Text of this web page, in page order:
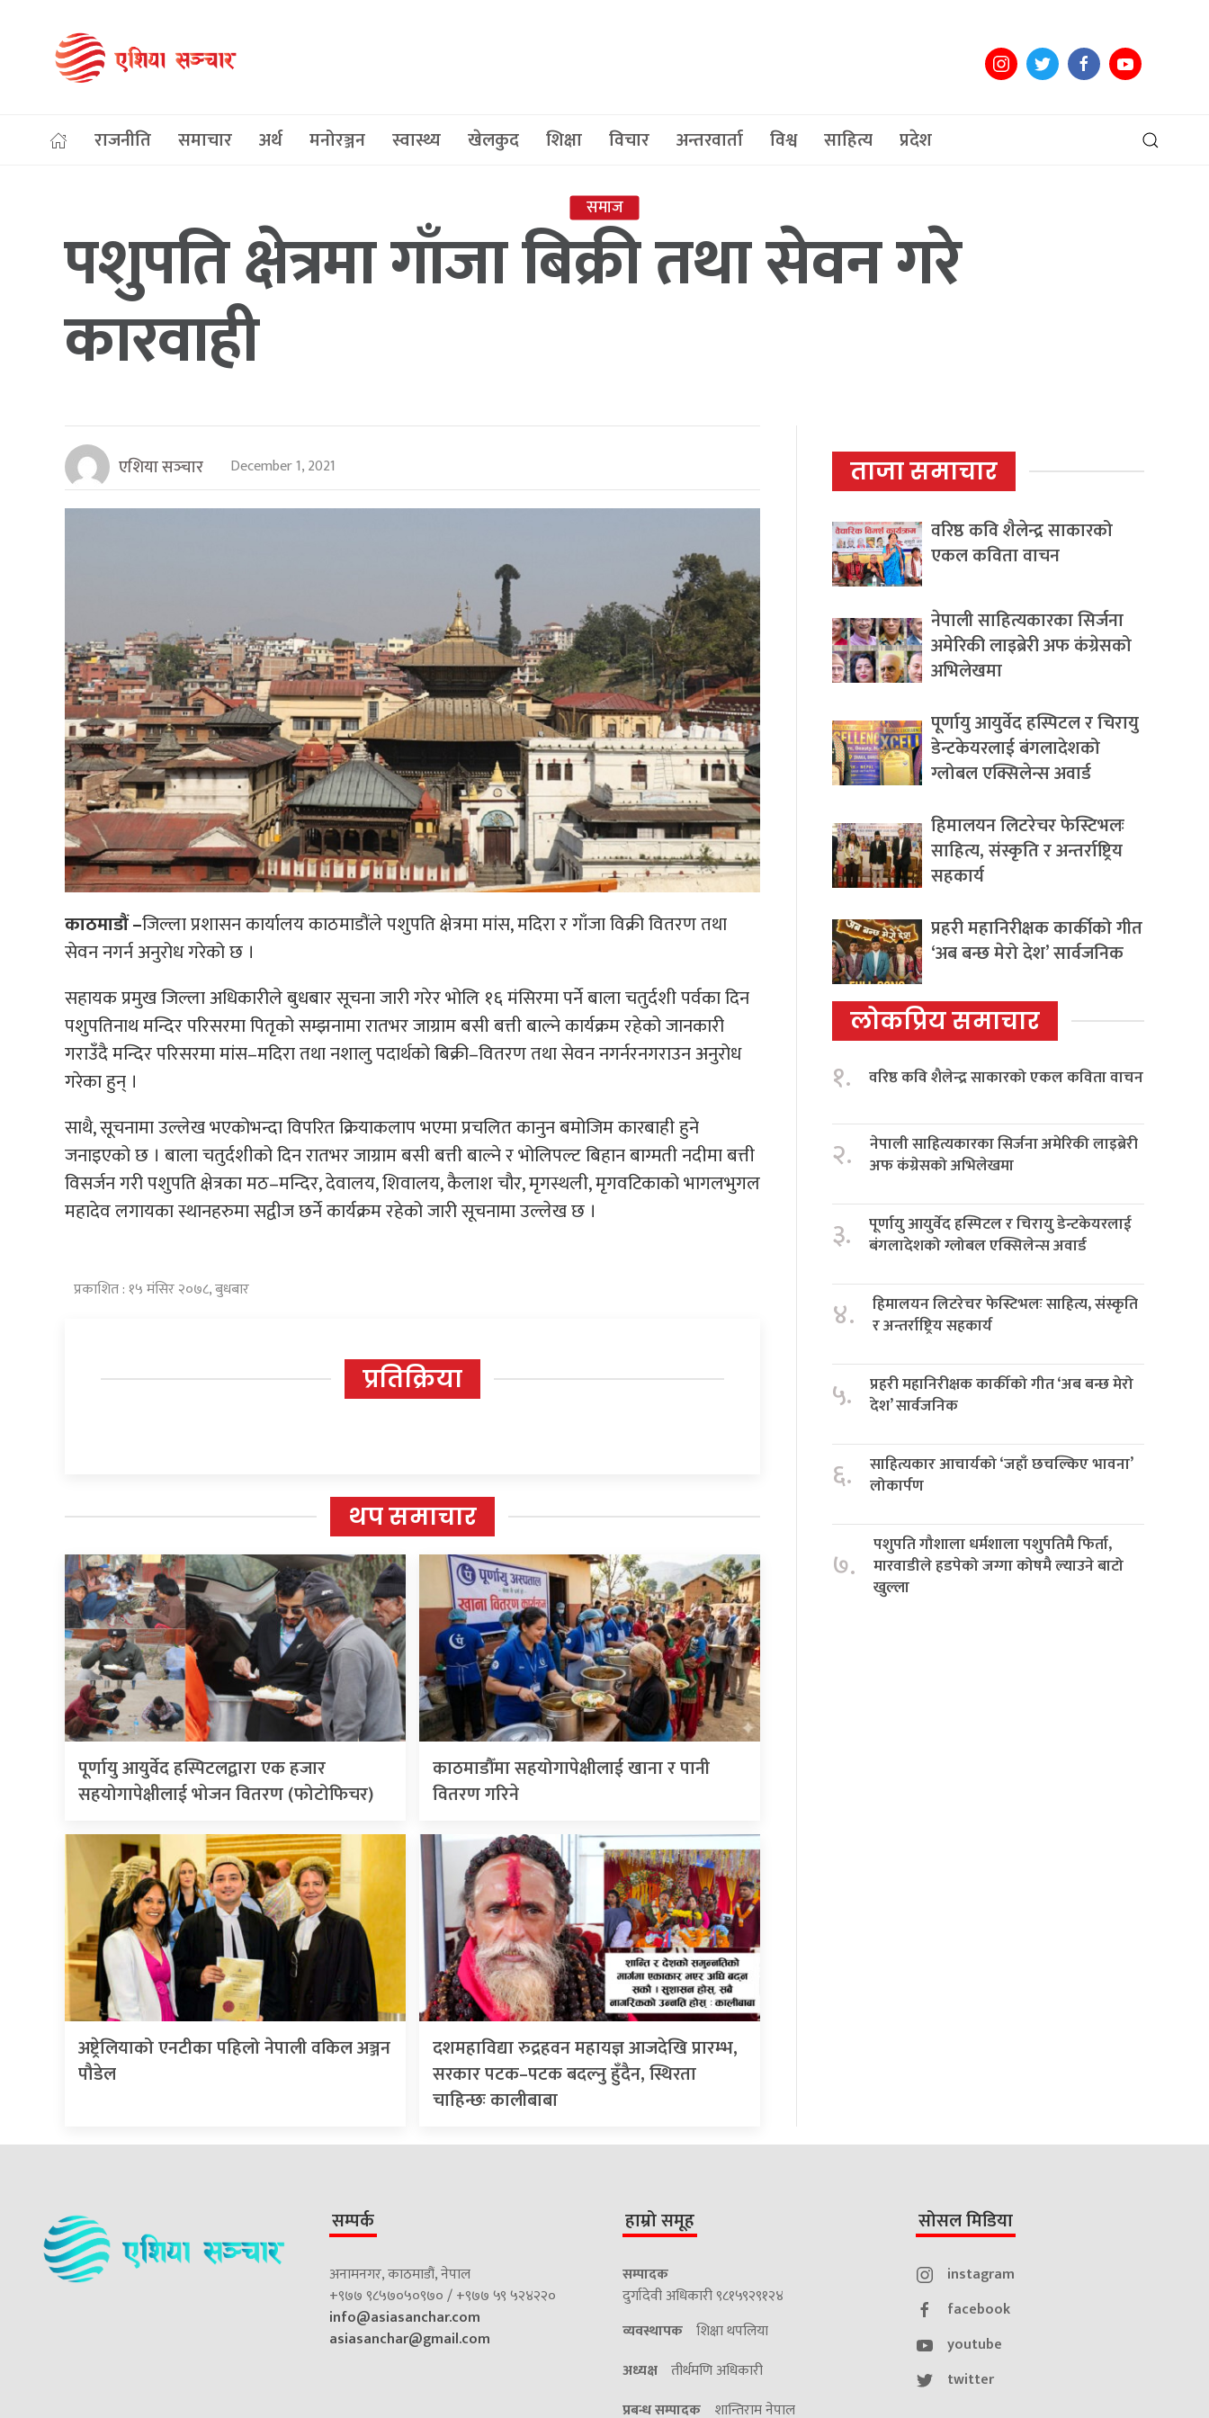
राजनीति समाचार अर्थ मनोरञ्जन स्वास्थ्य खेलकुद शिक्षा विचार अन्तरवार्ता विश्व साहित्य प्रदेश
समाज
पशुपति क्षेत्रमा गाँजा बिक्री तथा सेवन गरे
कारवाही
एशिया सञ्‍चार December 1, 2021
काठमाडौं –जिल्ला प्रशासन कार्यालय काठमाडौंले पशुपति क्षेत्रमा मांस, मदिरा र गाँजा विक्री वितरण तथा
सेवन नगर्न अनुरोध गरेको छ ।
सहायक प्रमुख जिल्ला अधिकारीले बुधबार सूचना जारी गरेर भोलि १६ मंसिरमा पर्ने बाला चतुर्दशी पर्वका दिन
पशुपतिनाथ मन्दिर परिसरमा पितृको सम्झनामा रातभर जाग्राम बसी बत्ती बाल्ने कार्यक्रम रहेको जानकारी
गराउँदै मन्दिर परिसरमा मांस–मदिरा तथा नशालु पदार्थको बिक्री–वितरण तथा सेवन नगर्नरनगराउन अनुरोध
गरेका हुन् ।
साथै, सूचनामा उल्लेख भएकोभन्दा विपरित क्रियाकलाप भएमा प्रचलित कानुन बमोजिम कारबाही हुने
जनाइएको छ । बाला चतुर्दशीको दिन रातभर जाग्राम बसी बत्ती बाल्ने र भोलिपल्ट बिहान बाग्मती नदीमा बत्ती
विसर्जन गरी पशुपति क्षेत्रका मठ–मन्दिर, देवालय, शिवालय, कैलाश चौर, मृगस्थली, मृगवटिकाको भागलभुगल
महादेव लगायका स्थानहरुमा सद्वीज छर्ने कार्यक्रम रहेको जारी सूचनामा उल्लेख छ ।
प्रकाशित : १५ मंसिर २०७८, बुधबार
प्रतिक्रिया
थप समाचार
पूर्णायु आयुर्वेद हस्पिटलद्वारा एक हजार
सहयोगापेक्षीलाई भोजन वितरण (फोटोफिचर)
काठमाडौँमा सहयोगापेक्षीलाई खाना र पानी
वितरण गरिने
अष्ट्रेलियाको एनटीका पहिलो नेपाली वकिल अञ्जन
पौडेल
दशमहाविद्या रुद्रहवन महायज्ञ आजदेखि प्रारम्भ,
सरकार पटक–पटक बदल्नु हुँदैन, स्थिरता
चाहिन्छः कालीबाबा
ताजा समाचार
वरिष्ठ कवि शैलेन्द्र साकारको
एकल कविता वाचन
नेपाली साहित्यकारका सिर्जना
अमेरिकी लाइब्रेरी अफ कंग्रेसको
अभिलेखमा
पूर्णायु आयुर्वेद हस्पिटल र चिरायु
डेन्टकेयरलाई बंगलादेशको
ग्लोबल एक्सिलेन्स अवार्ड
हिमालयन लिटरेचर फेस्टिभलः
साहित्य, संस्कृति र अन्तर्राष्ट्रिय
सहकार्य
प्रहरी महानिरीक्षक कार्कीको गीत
‘अब बन्छ मेरो देश’ सार्वजनिक
लोकप्रिय समाचार
१. वरिष्ठ कवि शैलेन्द्र साकारको एकल कविता वाचन
२.
नेपाली साहित्यकारका सिर्जना अमेरिकी लाइब्रेरी
अफ कंग्रेसको अभिलेखमा
३.
पूर्णायु आयुर्वेद हस्पिटल र चिरायु डेन्टकेयरलाई
बंगलादेशको ग्लोबल एक्सिलेन्स अवार्ड
४.
हिमालयन लिटरेचर फेस्टिभलः साहित्य, संस्कृति
र अन्तर्राष्ट्रिय सहकार्य
५.
प्रहरी महानिरीक्षक कार्कीको गीत ‘अब बन्छ मेरो
देश’ सार्वजनिक
६.
साहित्यकार आचार्यको ‘जहाँ छचल्किए भावना’
लोकार्पण
७.
पशुपति गौशाला धर्मशाला पशुपतिमै फिर्ता,
मारवाडीले हडपेको जग्गा कोषमै ल्याउने बाटो
खुल्ला
सम्पर्क
अनामनगर, काठमाडौं, नेपाल
+९७७ ९८५७०५०९७० / +९७७ ५९ ५२४२२०
info@asiasanchar.com
asiasanchar@gmail.com
हाम्रो समूह
सम्पादक
दुर्गादेवी अधिकारी ९८१५९२९१२४
व्यवस्थापक शिक्षा थपलिया
अध्यक्ष तीर्थमणि अधिकारी
प्रबन्ध सम्पादक शान्तिराम नेपाल
सोसल मिडिया
instagram
facebook
youtube
twitter